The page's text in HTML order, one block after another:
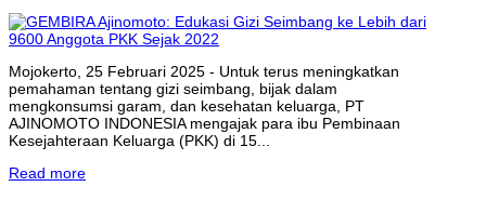
Mojokerto, 25 Februari 2025 - Untuk terus meningkatkan
pemahaman tentang gizi seimbang, bijak dalam
mengkonsumsi garam, dan kesehatan keluarga, PT
AJINOMOTO INDONESIA mengajak para ibu Pembinaan
Kesejahteraan Keluarga (PKK) di 15...
Read more